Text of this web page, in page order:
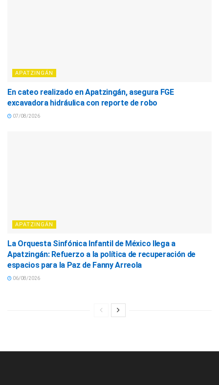
APATZINGÁN
En cateo realizado en Apatzingán, asegura FGE
excavadora hidráulica con reporte de robo
07/08/2026
APATZINGÁN
La Orquesta Sinfónica Infantil de México llega a
Apatzingán: Refuerzo a la política de recuperación de
espacios para la Paz de Fanny Arreola
06/08/2026